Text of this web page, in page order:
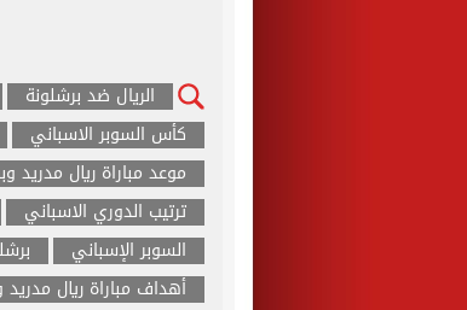
الريال ضد برشلونة
كأس السوبر الاسباني
موعد مباراة ريال مدريد
ترتيب الدوري الاسباني
السوبر الإسباني
أهداف مباراة ريال مدريد